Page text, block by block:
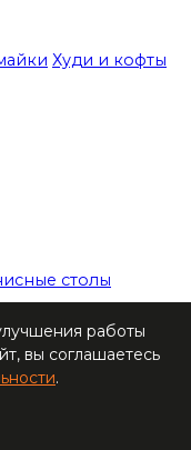
Худи и кофты
столы
Накладки для
Основания для
работы
вы соглашаетесь
.